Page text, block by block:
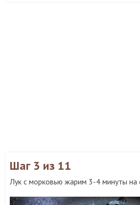
Шаг 3 из 11
Лук с морковью жарим 3-4 минуты на